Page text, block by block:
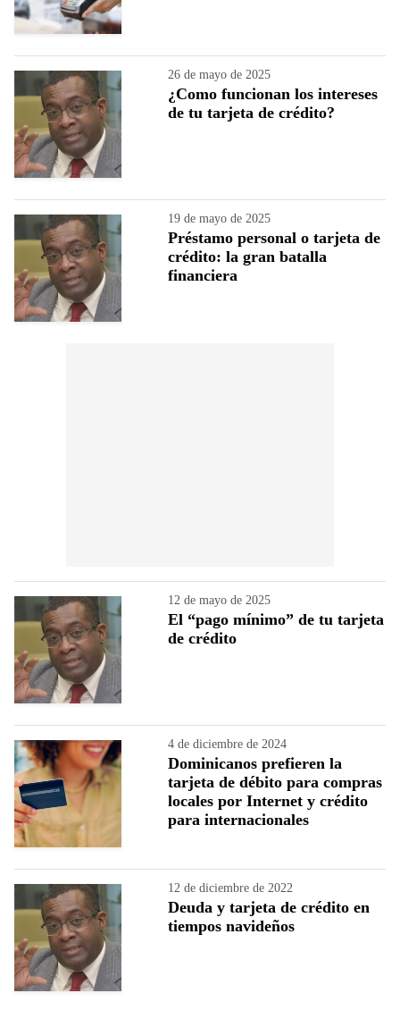
26 de mayo de 2025
¿Como funcionan los intereses
de tu tarjeta de crédito?
19 de mayo de 2025
Préstamo personal o tarjeta de
crédito: la gran batalla
financiera
12 de mayo de 2025
El “pago mínimo” de tu tarjeta
de crédito
4 de diciembre de 2024
Dominicanos prefieren la
tarjeta de débito para compras
locales por Internet y crédito
para internacionales
12 de diciembre de 2022
Deuda y tarjeta de crédito en
tiempos navideños